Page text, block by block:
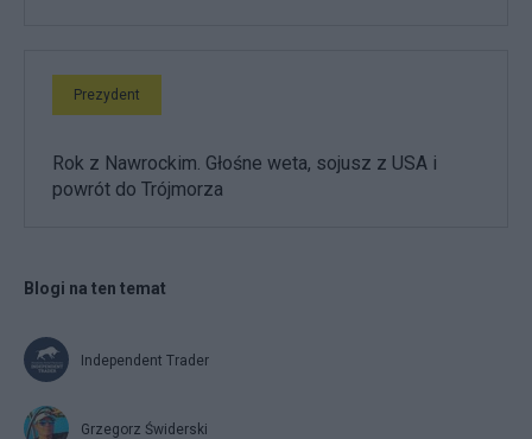
Prezydent
Rok z Nawrockim. Głośne weta, sojusz z USA i
powrót do Trójmorza
Blogi na ten temat
Independent Trader
Grzegorz Świderski